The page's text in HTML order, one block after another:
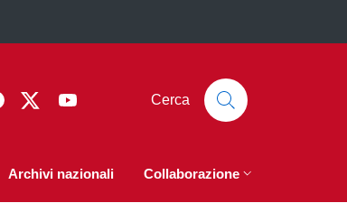
Telegram
Twitter Cerca
Archivi nazionali Collaborazione